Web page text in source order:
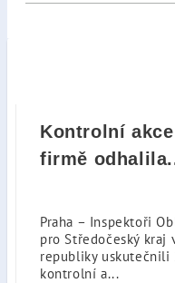
Kontrolní
firmě
Praha – Inspektoři
pro Středočeský kraj
republiky uskutečnili
kontrolní a...